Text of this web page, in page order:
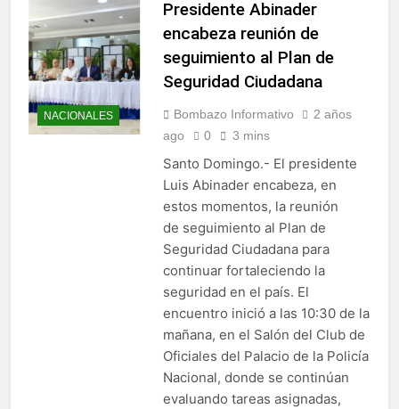
NACIONALES
Presidente Abinader
encabeza reunión de
seguimiento al Plan de
Seguridad Ciudadana
Bombazo Informativo
2 años
ago
0 3 mins
Santo Domingo.- El presidente
Luis Abinader encabeza, en
estos momentos, la reunión
de seguimiento al Plan de
Seguridad Ciudadana para
continuar fortaleciendo la
seguridad en el país. El
encuentro inició a las 10:30 de la
mañana, en el Salón del Club de
Oficiales del Palacio de la Policía
Nacional, donde se continúan
evaluando tareas asignadas,